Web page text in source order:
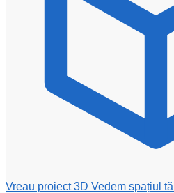
Vreau proiect 3D Vedem spațiul